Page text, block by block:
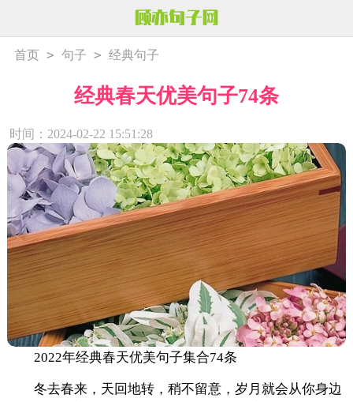
首页 > 句子 > 经典句子
经典春天优美句子74条
时间：2024-02-22 15:51:28
2022年经典春天优美句子集合74条
冬去春来，天回地转，稍不留意，岁月就会从你身边